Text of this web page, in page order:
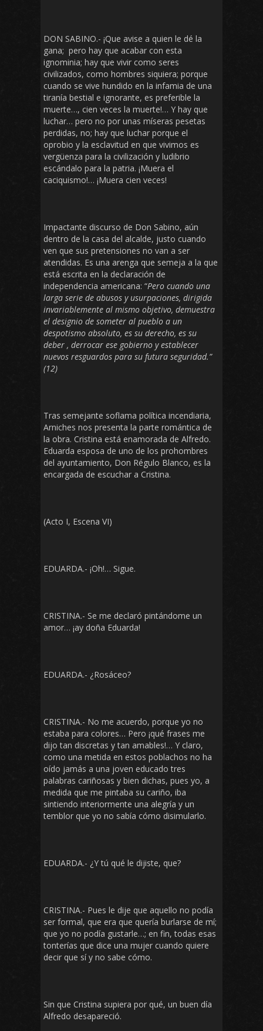
DON SABINO.- ¡Que avise a quien le dé la
gana; pero hay que acabar con esta
ignominia; hay que vivir como seres
civilizados, como hombres siquiera; porque
cuando se vive hundido en la infamia de una
tiranía bestial e ignorante, es preferible la
muerte…, cien veces la muerte!… Y hay que
luchar… pero no por unas míseras pesetas
perdidas, no; hay que luchar porque el
oprobio y la esclavitud en que vivimos es
vergüenza para la civilización y ludibrio
escándalo para la patria. ¡Muera el
caciquismo!… ¡Muera cien veces!
Impactante discurso de Don Sabino, aún
dentro de la casa del alcalde, justo cuando
ven que sus pretensiones no van a ser
atendidas. Es una arenga que semeja a la que
está escrita en la declaración de
independencia americana: “Pero cuando una
larga serie de abusos y usurpaciones, dirigida
invariablemente al mismo objetivo, demuestra
el designio de someter al pueblo a un
despotismo absoluto, es su derecho, es su
deber , derrocar ese gobierno y establecer
nuevos resguardos para su futura seguridad.”
(12)
Tras semejante soflama política incendiaria,
Arniches nos presenta la parte romántica de
la obra. Cristina está enamorada de Alfredo.
Eduarda esposa de uno de los prohombres
del ayuntamiento, Don Régulo Blanco, es la
encargada de escuchar a Cristina.
(Acto I, Escena VI)
EDUARDA.- ¡Oh!… Sigue.
CRISTINA.- Se me declaró pintándome un
amor… ¡ay doña Eduarda!
EDUARDA.- ¿Rosáceo?
CRISTINA.- No me acuerdo, porque yo no
estaba para colores… Pero ¡qué frases me
dijo tan discretas y tan amables!… Y claro,
como una metida en estos poblachos no ha
oído jamás a una joven educado tres
palabras cariñosas y bien dichas, pues yo, a
medida que me pintaba su cariño, iba
sintiendo interiormente una alegría y un
temblor que yo no sabía cómo disimularlo.
EDUARDA.- ¿Y tú qué le dijiste, que?
CRISTINA.- Pues le dije que aquello no podía
ser formal, que era que quería burlarse de mí;
que yo no podía gustarle…; en fin, todas esas
tonterías que dice una mujer cuando quiere
decir que sí y no sabe cómo.
Sin que Cristina supiera por qué, un buen día
Alfredo desapareció.